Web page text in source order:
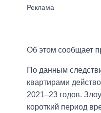
Об этом сообщает
По данным
квартирами
2021–23 годов.
короткий период